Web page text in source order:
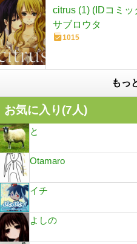
citrus (1) (IDコミ
サブロウタ
1015
もっ
お気に入り(7人)
と
Otamaro
イチ
よしの